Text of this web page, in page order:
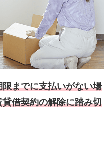
までに支払いがない場
借契約の解除に踏み切